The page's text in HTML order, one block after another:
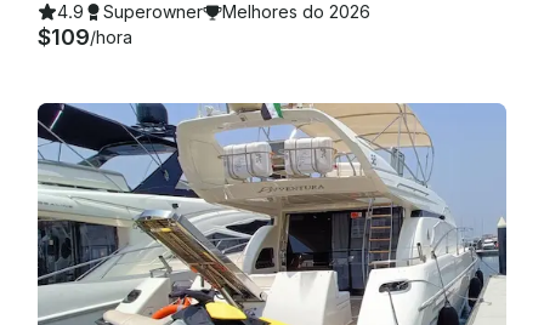
4.9 Superowner Melhores do 2026
$109/hora